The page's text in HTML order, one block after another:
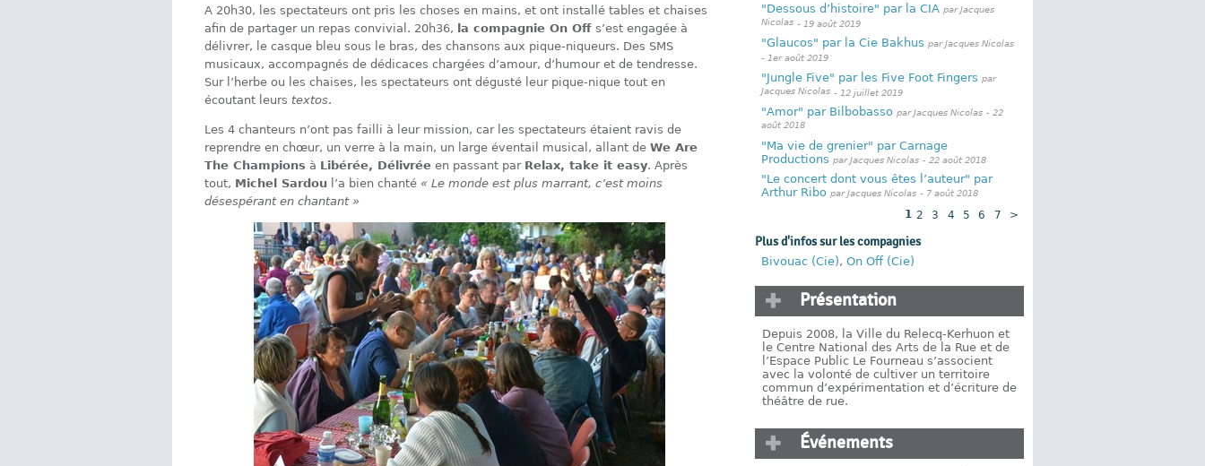
A 20h30, les spectateurs ont pris les choses en mains, et ont installé tables et chaises
afin de partager un repas convivial. 20h36, la compagnie On Off s’est engagée à
délivrer, le casque bleu sous le bras, des chansons aux pique-niqueurs. Des SMS
musicaux, accompagnés de dédicaces chargées d’amour, d’humour et de tendresse.
Sur l’herbe ou les chaises, les spectateurs ont dégusté leur pique-nique tout en
écoutant leurs textos.
Les 4 chanteurs n’ont pas failli à leur mission, car les spectateurs étaient ravis de
reprendre en chœur, un verre à la main, un large éventail musical, allant de We Are
The Champions à Libérée, Délivrée en passant par Relax, take it easy. Après
tout, Michel Sardou l’a bien chanté « Le monde est plus marrant, c’est moins
désespérant en chantant »
"Dessous d’histoire" par la CIA par Jacques
Nicolas - 19 août 2019
"Glaucos" par la Cie Bakhus par Jacques Nicolas
- 1er août 2019
"Jungle Five" par les Five Foot Fingers par
Jacques Nicolas - 12 juillet 2019
"Amor" par Bilbobasso par Jacques Nicolas - 22
août 2018
"Ma vie de grenier" par Carnage
Productions par Jacques Nicolas - 22 août 2018
"Le concert dont vous êtes l’auteur" par
Arthur Ribo par Jacques Nicolas - 7 août 2018
1 2 3 4 5 6 7 >
Plus d'infos sur les compagnies
Bivouac (Cie), On Off (Cie)
Présentation
Depuis 2008, la Ville du Relecq-Kerhuon et
le Centre National des Arts de la Rue et de
l’Espace Public Le Fourneau s’associent
avec la volonté de cultiver un territoire
commun d’expérimentation et d’écriture de
théâtre de rue.
Événements